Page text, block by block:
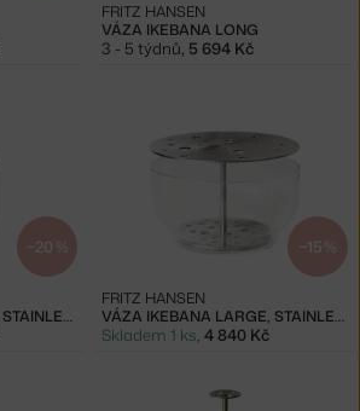
VÁZA IKEBANA LONG
FRITZ HANSEN
3 - 5 týdnů, 5 694 Kč
−20 %
VÁZA IKEBANA SMALL, STAINLESS STEEL
−15 %
VÁZA IKEBANA LARGE, STAINLESS STEEL
FRITZ HANSEN
Skladem 1 ks, 4 840 Kč